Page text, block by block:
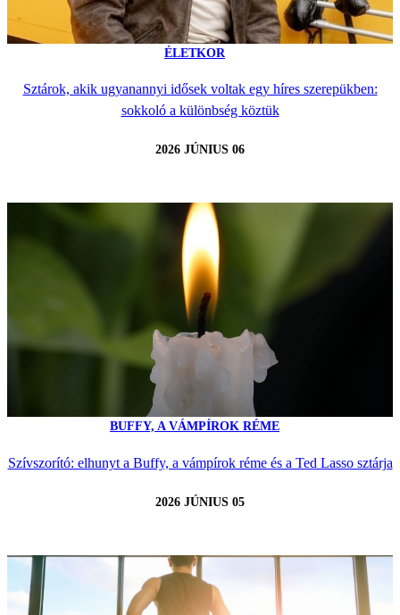
ÉLETKOR
Sztárok, akik ugyanannyi idősek voltak egy híres szerepükben:
sokkoló a különbség köztük
2026 JÚNIUS 06
BUFFY, A VÁMPÍROK RÉME
Szívszorító: elhunyt a Buffy, a vámpírok réme és a Ted Lasso sztárja
2026 JÚNIUS 05